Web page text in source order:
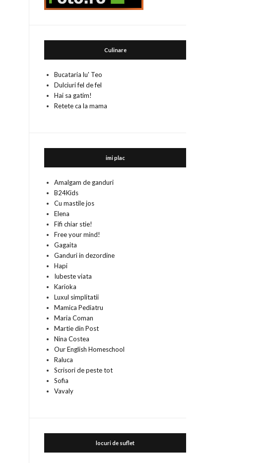
Culinare
Bucataria lu' Teo
Dulciuri fel de fel
Hai sa gatim!
Retete ca la mama
imi plac
Amalgam de ganduri
B24Kids
Cu mastile jos
Elena
Fifi chiar stie!
Free your mind!
Gagaita
Ganduri in dezordine
Hapi
Iubeste viata
Karioka
Luxul simplitatii
Mamica Pediatru
Maria Coman
Martie din Post
Nina Costea
Our English Homeschool
Raluca
Scrisori de peste tot
Sofia
Vavaly
locuri de suflet